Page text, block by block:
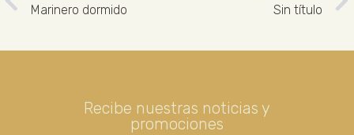
Marinero dormido Sin título
Recibe nuestras noticias y
promociones